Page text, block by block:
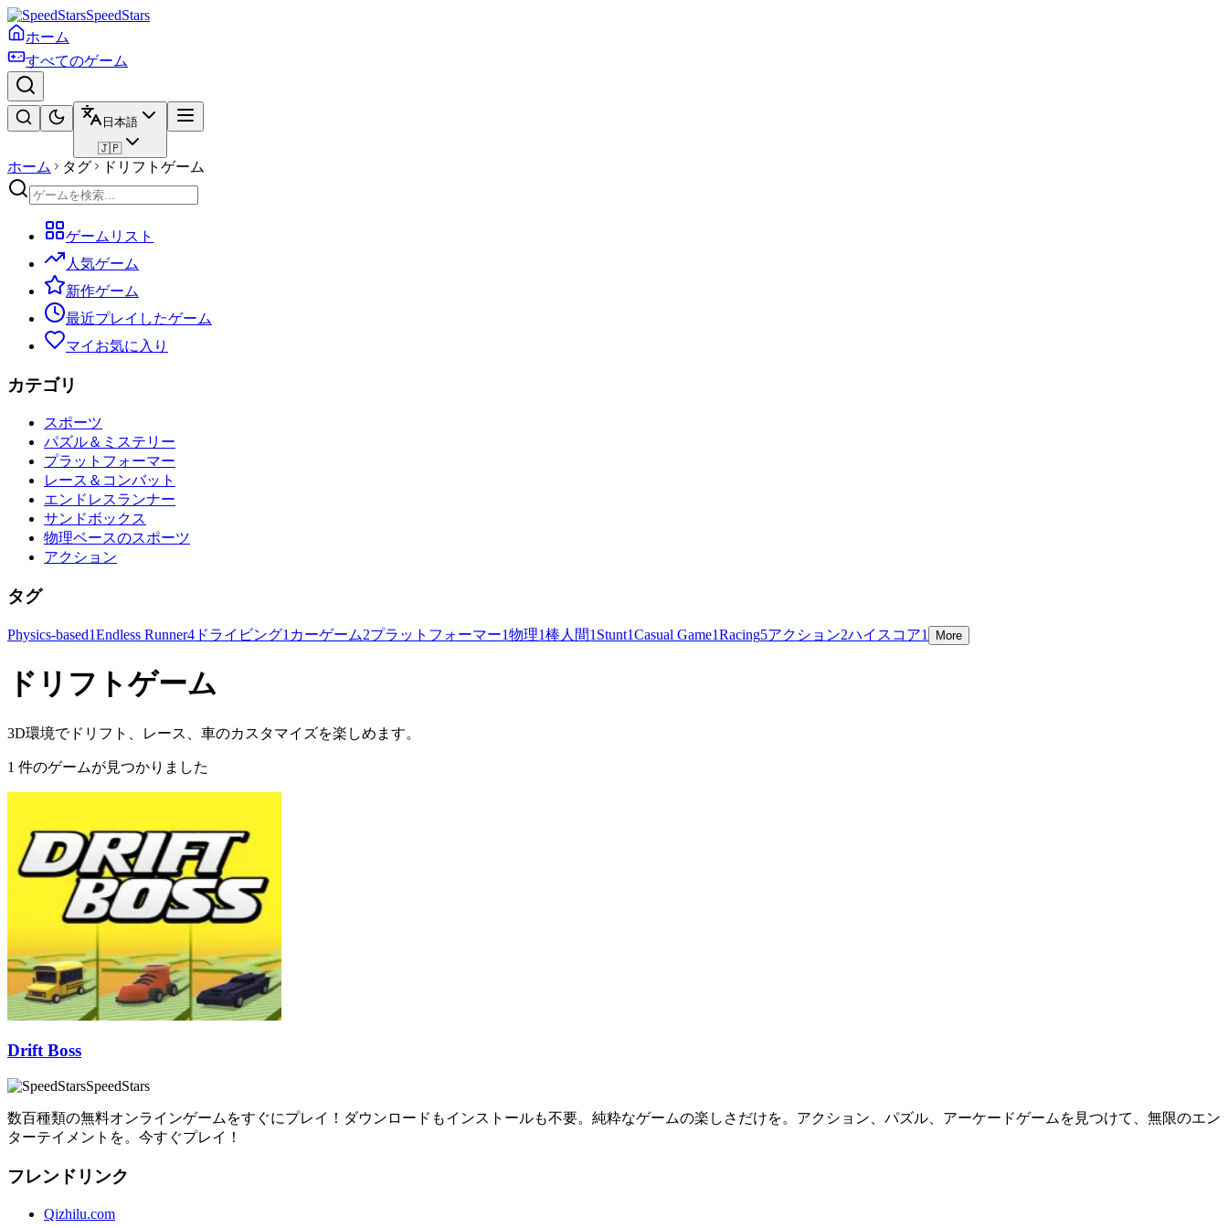
SpeedStars
ホーム
すべてのゲーム
日本語
🇯🇵
ホーム タグ ドリフトゲーム
ゲームリスト
人気ゲーム
新作ゲーム
最近プレイしたゲーム
マイお気に入り
カテゴリ
スポーツ
パズル＆ミステリー
プラットフォーマー
レース＆コンバット
エンドレスランナー
サンドボックス
物理ベースのスポーツ
アクション
タグ
Physics-based1Endless Runner4 ドライビング1 カーゲーム2プラットフォーマー1物理1棒人間1 Stunt1Casual Game1Racing5アクション2ハイスコア1 More
ドリフトゲーム
3D環境でドリフト、レース、車のカスタマイズを楽しめます。
1 件のゲームが見つかりました
Drift Boss
SpeedStars
数百種類の無料オンラインゲームをすぐにプレイ！ダウンロードもインストールも不要。純粋なゲームの楽しさだけを。アクション、パズル、アーケードゲームを見つけて、無限のエン
ターテイメントを。今すぐプレイ！
フレンドリンク
Qizhilu.com